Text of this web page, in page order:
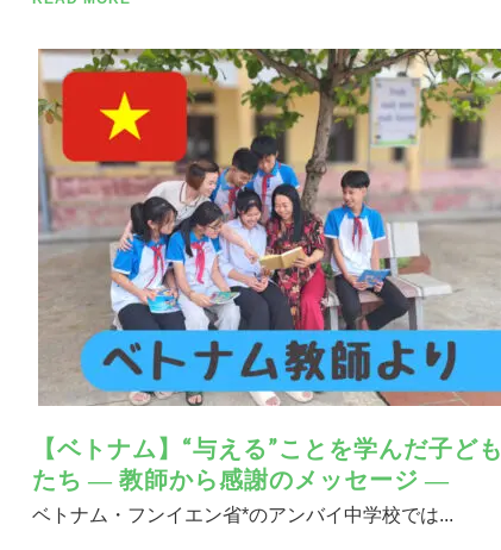
【ベトナム】“与える”ことを学んだ子ども
たち ― 教師から感謝のメッセージ ―
ベトナム・フンイエン省*のアンバイ中学校では...